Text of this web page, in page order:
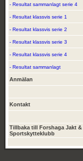
- Resultat sammanlagt serie 4
- Resultat klassvis serie 1
- Resultat klassvis serie 2
- Resultat klassvis serie 3
- Resultat klassvis serie 4
- Resultat sammanlagt
Anmälan
Kontakt
Tillbaka till Forshaga Jakt &
Sportskytteklubb